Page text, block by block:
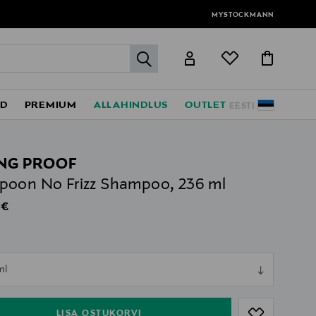
MYSTOCKMANN
label.header.go
EESTI
PREMIUM ALLAHINDLUS OUTLET
PROOF
No Frizz Shampoo, 236 ml
Price
LISA OSTUKORVI
null